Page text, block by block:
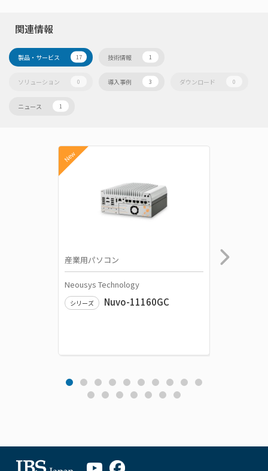
関連情報
製品・サービス 17 技術情報 1
ソリューション 0 導入事例 3 ダウンロード 0
ニュース 1
New
産業用パソコン
Neousys Technology
シリーズ Nuvo-11160GC